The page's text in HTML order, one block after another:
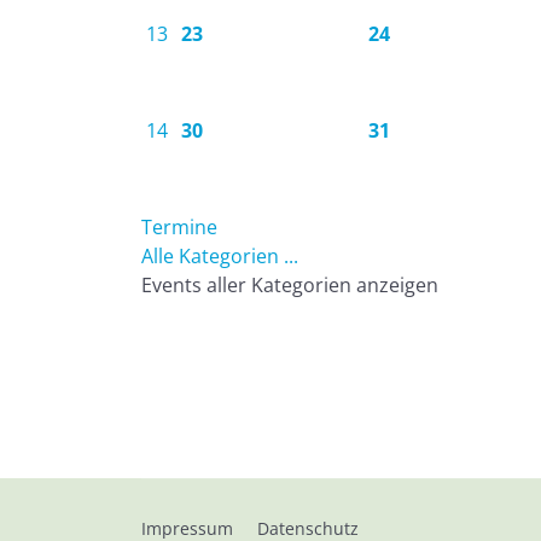
13 23 24
14 30
31
Termine
Alle Kategorien ...
Events aller Kategorien anzeigen
Impressum Datenschutz